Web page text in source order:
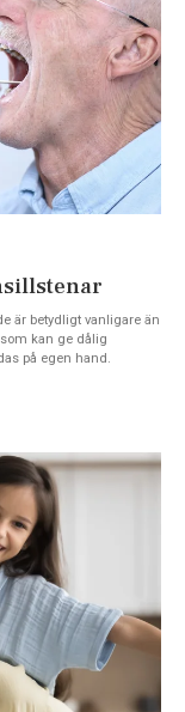
är betydligt vanligare än
kan ge dålig
på egen hand.